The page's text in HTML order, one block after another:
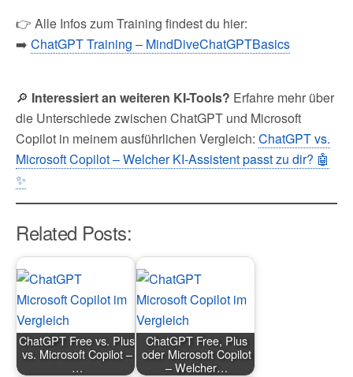
👉 Alle Infos zum Training findest du hier:
➡️ ChatGPT Training – MindDiveChatGPTBasics
🔎 Interessiert an weiteren KI-Tools? Erfahre mehr über
die Unterschiede zwischen ChatGPT und Microsoft
Copilot in meinem ausführlichen Vergleich: ChatGPT vs.
Microsoft Copilot – Welcher KI-Assistent passt zu dir? 🤖
✨
Related Posts:
ChatGPT Free vs. Plus
vs. Microsoft Copilot –
…
ChatGPT Free, Plus
oder Microsoft Copilot
– Welcher…